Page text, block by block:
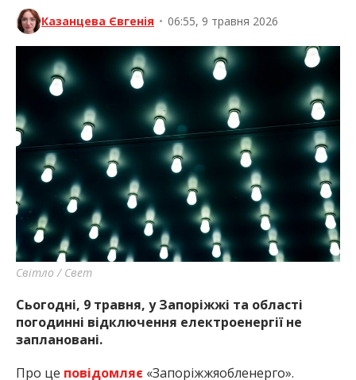
Казанцева Євгенія • 06:55, 9 травня 2026
Світло / Свет
Сьогодні, 9 травня, у Запоріжжі та області
погодинні відключення електроенергії не
заплановані.
Про це повідомляє «Запоріжжяобленерго».